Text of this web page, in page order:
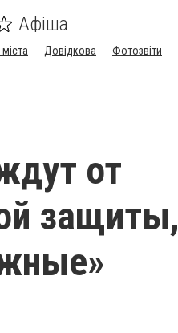
Афіша
міста Довідкова Фотозвіти
от
защиты,